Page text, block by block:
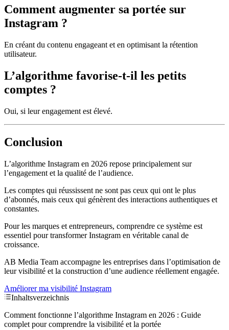
Comment augmenter sa portée sur
Instagram ?
En créant du contenu engageant et en optimisant la rétention
utilisateur.
L’algorithme favorise-t-il les petits
comptes ?
Oui, si leur engagement est élevé.
Conclusion
L’algorithme Instagram en 2026 repose principalement sur
l’engagement et la qualité de l’audience.
Les comptes qui réussissent ne sont pas ceux qui ont le plus
d’abonnés, mais ceux qui génèrent des interactions authentiques et
constantes.
Pour les marques et entrepreneurs, comprendre ce système est
essentiel pour transformer Instagram en véritable canal de
croissance.
AB Media Team accompagne les entreprises dans l’optimisation de
leur visibilité et la construction d’une audience réellement engagée.
Améliorer ma visibilité Instagram
Inhaltsverzeichnis
Comment fonctionne l’algorithme Instagram en 2026 : Guide
complet pour comprendre la visibilité et la portée